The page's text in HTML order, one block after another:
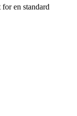
en standard